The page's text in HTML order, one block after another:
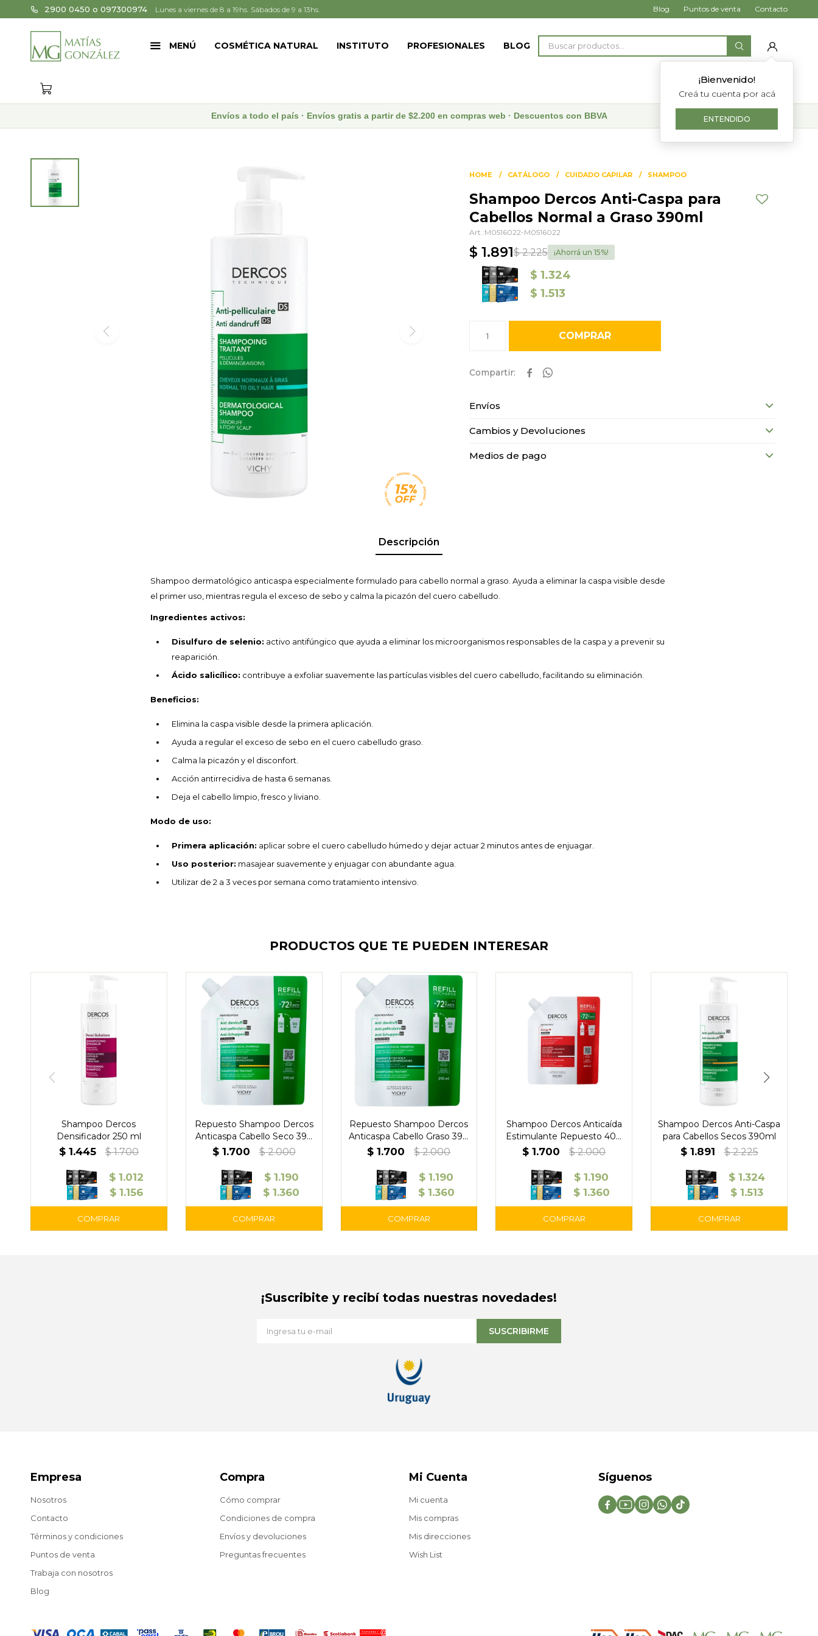
MENÚ COSMÉTICA NATURAL INSTITUTO PROFESIONALES BLOG
¡Bienvenido!
Creá tu cuenta por acá
ENTENDIDO
2900 0450 o 097300974 Lunes a viernes de 8 a 19hs. Sábados de 9 a 13hs. Blog Puntos de venta Contacto
Envíos a todo el país · Envíos gratis a partir de $2.200 en compras web · Descuentos con BBVA
HOME CATÁLOGO CUIDADO CAPILAR SHAMPOO
Shampoo Dercos Anti-Caspa para
Cabellos Normal a Graso 390ml
M0516022-M0516022
$ 1.891$ 2.225 15
$ 1.324
$ 1.513
1 COMPRAR
 
Envíos
Cambios y Devoluciones
Medios de pago
Descripción
Shampoo dermatológico anticaspa especialmente formulado para cabello normal a graso. Ayuda a eliminar la caspa visible desde
el primer uso, mientras regula el exceso de sebo y calma la picazón del cuero cabelludo.
Ingredientes activos:
Disulfuro de selenio: activo antifúngico que ayuda a eliminar los microorganismos responsables de la caspa y a prevenir su
reaparición.
Ácido salicílico: contribuye a exfoliar suavemente las partículas visibles del cuero cabelludo, facilitando su eliminación.
Beneficios:
Elimina la caspa visible desde la primera aplicación.
Ayuda a regular el exceso de sebo en el cuero cabelludo graso.
Calma la picazón y el disconfort.
Acción antirrecidiva de hasta 6 semanas.
Deja el cabello limpio, fresco y liviano.
Modo de uso:
Primera aplicación: aplicar sobre el cuero cabelludo húmedo y dejar actuar 2 minutos antes de enjuagar.
Uso posterior: masajear suavemente y enjuagar con abundante agua.
Utilizar de 2 a 3 veces por semana como tratamiento intensivo.
PRODUCTOS QUE TE PUEDEN INTERESAR
Shampoo Dercos
Densificador 250 ml
$ 1.445 $ 1.700
$ 1.012
$ 1.156
Repuesto Shampoo Dercos
Anticaspa Cabello Seco 390
ml – Vichy
$ 1.700 $ 2.000
$ 1.190
$ 1.360
Repuesto Shampoo Dercos
Anticaspa Cabello Graso 390
ml – Vichy
$ 1.700 $ 2.000
$ 1.190
$ 1.360
Shampoo Dercos Anticaída
Estimulante Repuesto 400
ml – Vichy
$ 1.700 $ 2.000
$ 1.190
$ 1.360
Shampoo Dercos Anti-Caspa
para Cabellos Secos 390ml
$ 1.891 $ 2.225
$ 1.324
$ 1.513
Empresa
Nosotros
Contacto
Términos y condiciones
Puntos de venta
Trabaja con nosotros
Blog
Compra
Cómo comprar
Condiciones de compra
Envíos y devoluciones
Preguntas frecuentes
Mi Cuenta
Mi cuenta
Mis compras
Mis direcciones
Wish List
Síguenos
    
¡Suscribite y recibí todas nuestras novedades!
SUSCRIBIRME